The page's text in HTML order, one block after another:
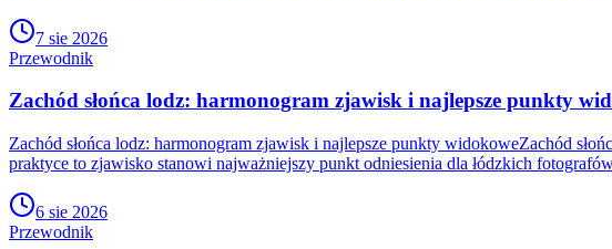
7 sie 2026
Przewodnik
Zachód słońca lodz: harmonogram zjawisk i najlepsze punkty
Zachód słońca lodz: harmonogram zjawisk i najlepsze punkty widokoweZachód
praktyce to zjawisko stanowi najważniejszy punkt odniesienia dla łódzkich
6 sie 2026
Przewodnik